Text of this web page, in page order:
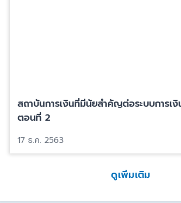
สถาบันการเงินที่มีนัยสำคัญต่อระบบการเงิ
ตอนที่ 2
17 ธ.ค. 2563
ดูเพิ่มเติม